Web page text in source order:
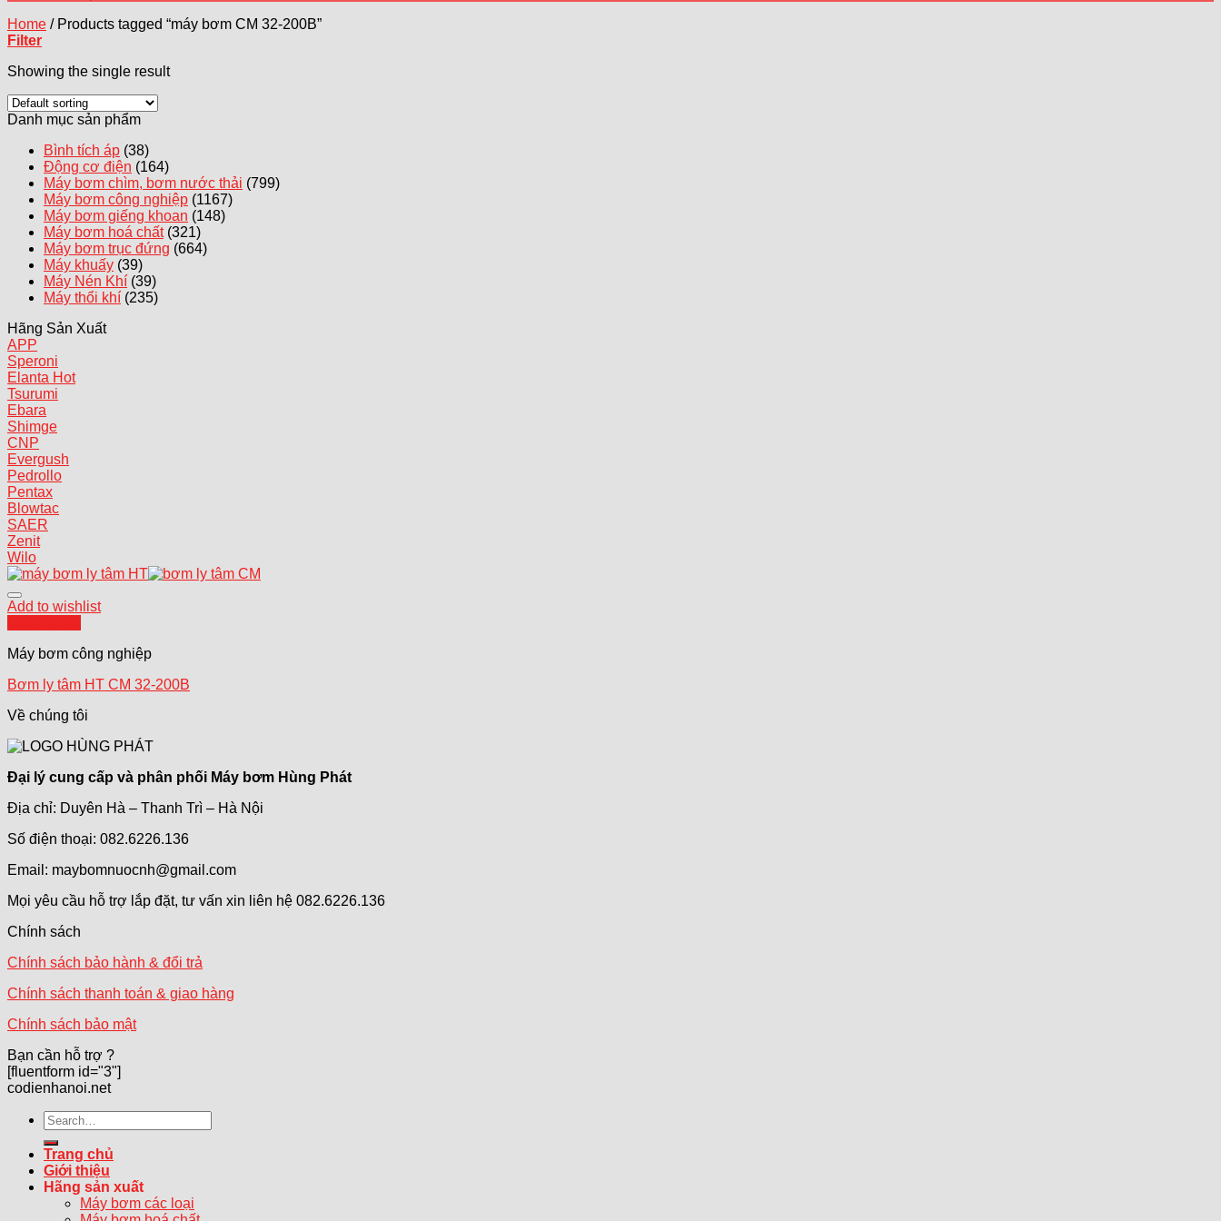
Home /Products tagged “máy bơm CM 32-200B”
Filter
Showing the single result
Danh mục sản phẩm
Bình tích áp (38)
Động cơ điện (164)
Máy bơm chìm, bơm nước thải (799)
Máy bơm công nghiệp (1167)
Máy bơm giếng khoan (148)
Máy bơm hoá chất (321)
Máy bơm trục đứng (664)
Máy khuấy (39)
Máy Nén Khí (39)
Máy thổi khí (235)
Hãng Sản Xuất
APP
Speroni
Elanta
Tsurumi
Ebara
Shimge
CNP
Evergush
Pedrollo
Pentax
Blowtac
SAER
Zenit
Wilo
Add to wishlist
Máy bơm công nghiệp
Bơm ly tâm HT CM 32-200B
Về chúng tôi
Đại lý cung cấp và phân phối Máy bơm Hùng Phát
Địa chỉ: Duyên Hà – Thanh Trì – Hà Nội
Số điện thoại: 082.6226.136
Email: maybomnuocnh@gmail.com
Mọi yêu cầu hỗ trợ lắp đặt, tư vấn xin liên hệ 082.6226.136
Chính sách
Chính sách bảo hành & đổi trả
Chính sách thanh toán & giao hàng
Chính sách bảo mật
Bạn cần hỗ trợ ?
[fluentform id="3"]
codienhanoi.net
Search
for:
Trang chủ
Giới thiệu
Hãng sản xuất
Máy bơm các loại